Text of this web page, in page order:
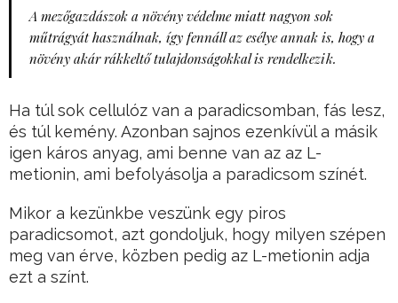
A mezőgazdászok a növény védelme miatt nagyon sok
műtrágyát használnak, így fennáll az esélye annak is, hogy a
növény akár rákkeltő tulajdonságokkal is rendelkezik.
Ha túl sok cellulóz van a paradicsomban, fás lesz,
és túl kemény. Azonban sajnos ezenkívül a másik
igen káros anyag, ami benne van az az L-
metionin, ami befolyásolja a paradicsom színét.
Mikor a kezünkbe veszünk egy piros
paradicsomot, azt gondoljuk, hogy milyen szépen
meg van érve, közben pedig az L-metionin adja
ezt a színt.